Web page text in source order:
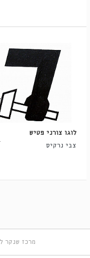
לוגו צורני פטיש
צבי נרקיס
מרכז שנקר